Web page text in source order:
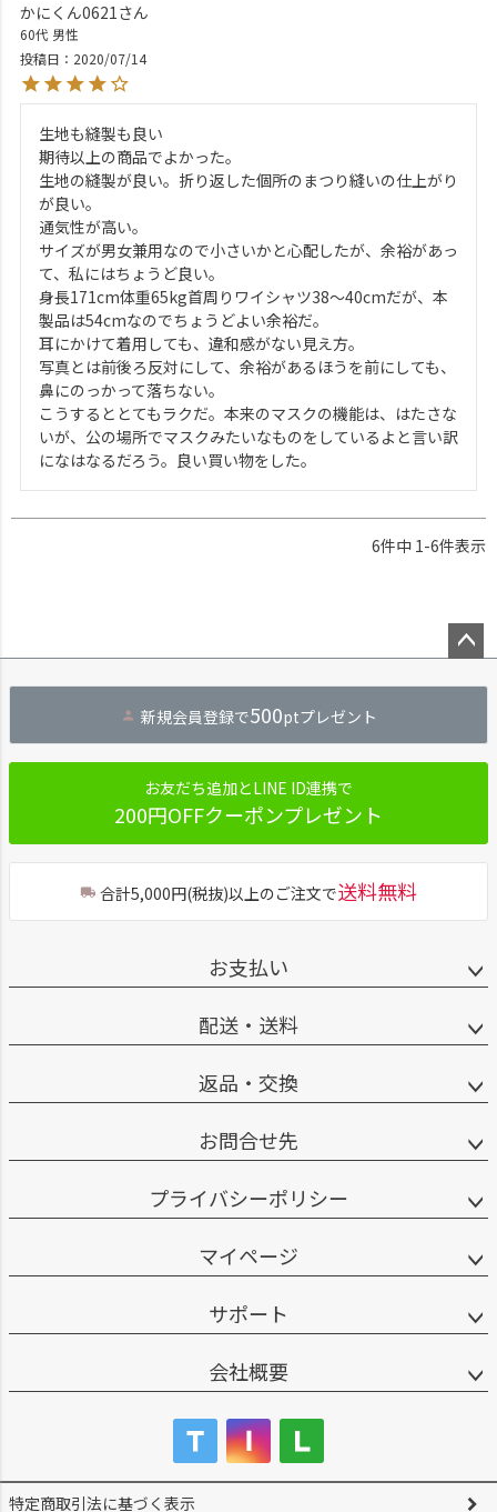
かにくん0621
60代 男性
投稿日
2020/07/14
生地も縫製も良い
期待以上の商品でよかった。
生地の縫製が良い。折り返した個所のまつり縫いの仕上がり
が良い。
通気性が高い。
サイズが男女兼用なので小さいかと心配したが、余裕があっ
て、私にはちょうど良い。
身長171cm体重65kg首周りワイシャツ38～40cmだが、本
製品は54cmなのでちょうどよい余裕だ。
耳にかけて着用しても、違和感がない見え方。
写真とは前後ろ反対にして、余裕があるほうを前にしても、
鼻にのっかって落ちない。
こうするととてもラクだ。本来のマスクの機能は、はたさな
いが、公の場所でマスクみたいなものをしているよと言い訳
になはなるだろう。良い買い物をした。
6件中 1-6件表示
へ
新規会員登録で500ptプレゼント
お友だち追加とLINE ID連携で
200円OFFクーポンプレゼント
合計5,000円(税抜)以上のご注文で送料無料
お支払い
配送・送料
返品・交換
お問合せ先
プライバシーポリシー
マイページ
サポート
会社概要
特定商取引法に基づく表示